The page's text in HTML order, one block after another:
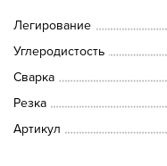
Легирование
Углеродистость
Сварка
Резка
Артикул